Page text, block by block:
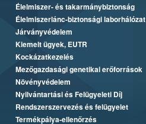
Élelmiszer- és takarmánybiztonság
Élelmiszerlánc-biztonsági laborhálózat
Járványvédelem
Kiemelt ügyek, EUTR
Kockázatkezelés
Mezőgazdasági genetikai erőforrások
Növényvédelem
Nyilvántartási és Felügyeleti Díj
Rendszerszervezés és felügyelet
Termékpálya-ellenőrzés